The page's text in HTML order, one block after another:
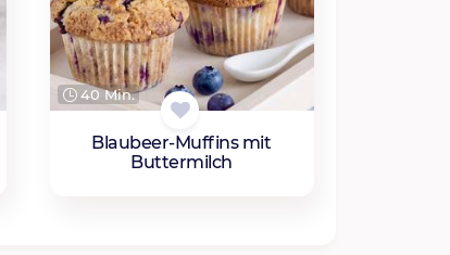
40 Min.
Blaubeer-Muffins mit
Buttermilch